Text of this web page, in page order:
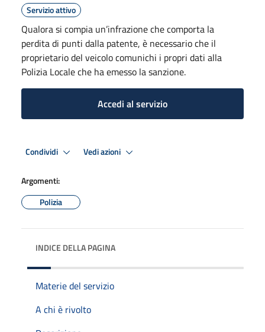
Servizio attivo
Qualora si compia un’infrazione che comporta la
perdita di punti dalla patente, è necessario che il
proprietario del veicolo comunichi i propri dati alla
Polizia Locale che ha emesso la sanzione.
Accedi al servizio
Condividi Vedi azioni
Argomenti:
Polizia
INDICE DELLA PAGINA
Materie del servizio
A chi è rivolto